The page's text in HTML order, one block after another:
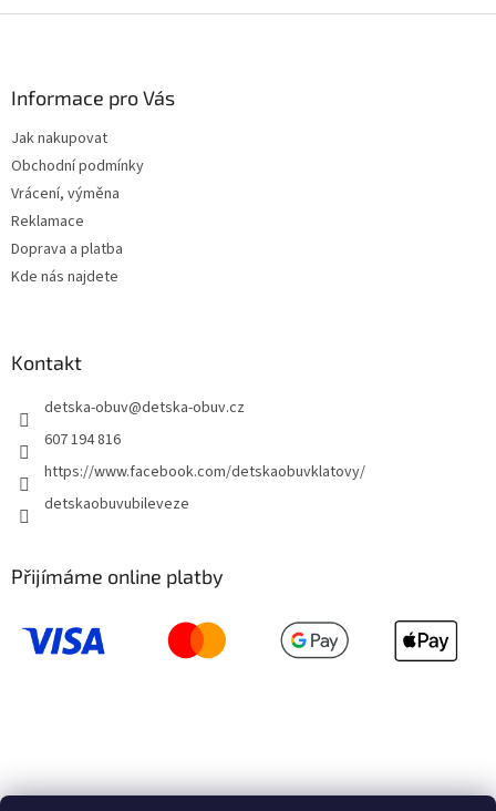
Informace pro Vás
Jak nakupovat
Obchodní podmínky
Vrácení, výměna
Reklamace
Doprava a platba
Kde nás najdete
Kontakt
detska-obuv@detska-obuv.cz
607 194 816
https://www.facebook.com/detskaobuvklatovy/
detskaobuvubileveze
Přijímáme online platby